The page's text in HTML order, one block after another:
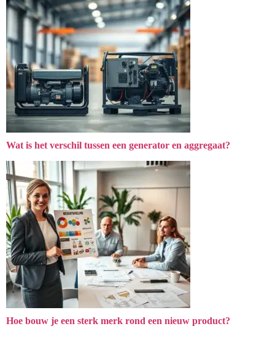
Wat is het verschil tussen een generator en aggregaat?
Hoe bouw je een sterk merk rond een nieuw product?